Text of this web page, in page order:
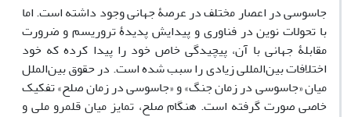
جاسوسی در اعصار مختلف در عرصۀ جهانی وجود داشته است. اما
با تحولات نوین در فناوری و پیدایش پدیدۀ تروریسم و ضرورت
مقابلۀ جهانی با آن، پیچیدگی خاص خود را پیدا کرده که خود
اختلافات بین‌المللی زیادی را سبب شده است. در حقوق بین‌الملل
میان «جاسوسی در زمان جنگ» و «جاسوسی در زمان صلح» تفکیک
خاصی صورت گرفته است. هنگام صلح، تمایز میان قلمرو ملی و